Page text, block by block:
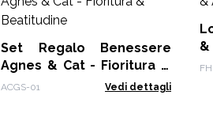
Set Regalo Benessere
Agnes & Cat - Fioritura &
Beatitudine
ACGS-01 Vedi dettagli